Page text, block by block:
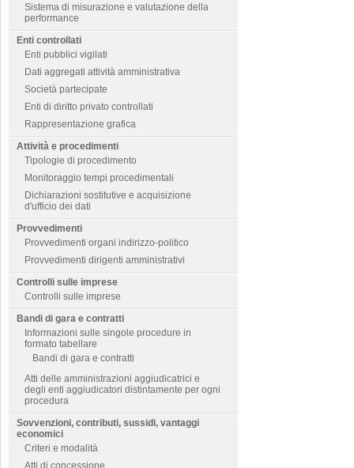
Sistema di misurazione e valutazione della
performance
Enti controllati
Enti pubblici vigilati
Dati aggregati attività amministrativa
Società partecipate
Enti di diritto privato controllati
Rappresentazione grafica
Attività e procedimenti
Tipologie di procedimento
Monitoraggio tempi procedimentali
Dichiarazioni sostitutive e acquisizione
d'ufficio dei dati
Provvedimenti
Provvedimenti organi indirizzo-politico
Provvedimenti dirigenti amministrativi
Controlli sulle imprese
Controlli sulle imprese
Bandi di gara e contratti
Informazioni sulle singole procedure in
formato tabellare
Bandi di gara e contratti
Atti delle amministrazioni aggiudicatrici e
degli enti aggiudicatori distintamente per ogni
procedura
Sovvenzioni, contributi, sussidi, vantaggi
economici
Criteri e modalità
Atti di concessione